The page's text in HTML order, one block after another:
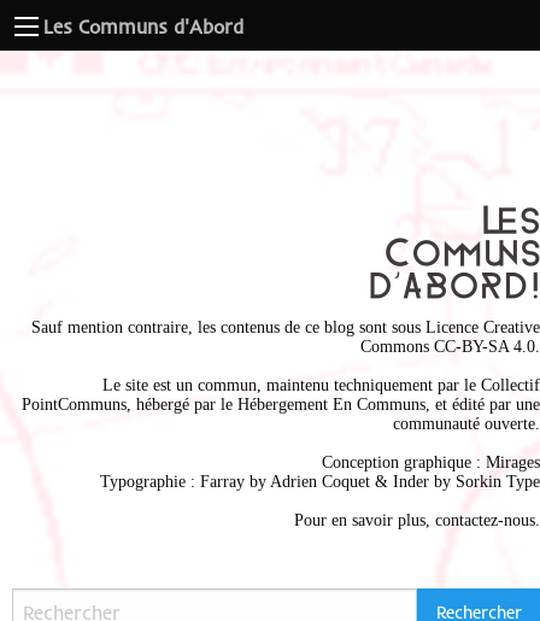
Les Communs d'Abord
Sauf mention contraire, les contenus de ce blog sont sous Licence Creative
Commons CC-BY-SA 4.0
Le site est un commun, maintenu techniquement par le Collectif
PointCommuns , hébergé par le Hébergement En Communs , et édité par une
communauté ouverte.
Conception graphique : Mirages
Typographie : Farray by Adrien Coquet & Inder by Sorkin Type
Pour en savoir plus, contactez-nous